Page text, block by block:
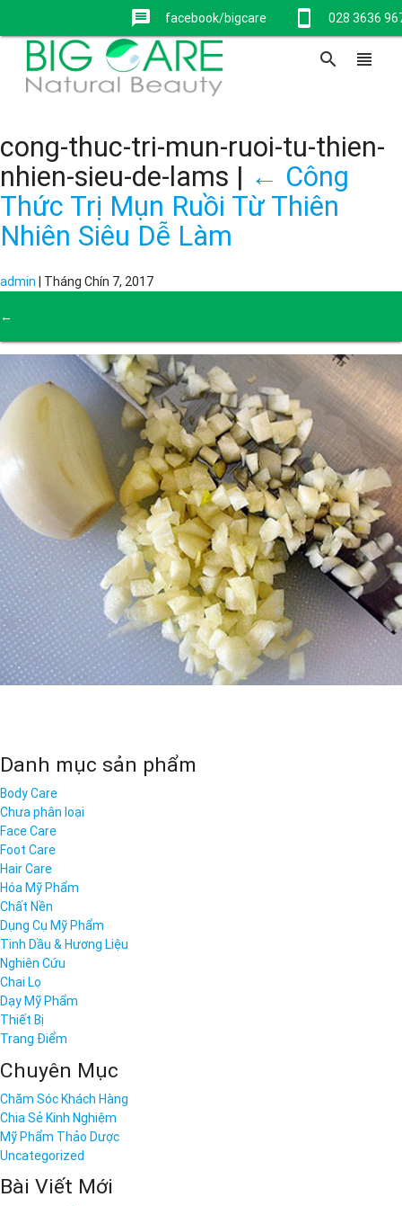
stay_current_portrait 028 3636
message facebook/bigcare
search view_headline
cong-thuc-tri-mun-ruoi-tu-thien-
nhien-sieu-de-lams | ← Công
Thức Trị Mụn Ruồi Từ Thiên
Nhiên Siêu Dễ Làm
admin | Tháng Chín 7, 2017
←
Danh mục sản phẩm
Body Care
Chưa phân loại
Face Care
Foot Care
Hair Care
Hóa Mỹ Phẩm
Chất Nền
Dụng Cụ Mỹ Phẩm
Tinh Dầu & Hương Liệu
Nghiên Cứu
Chai Lọ
Dạy Mỹ Phẩm
Thiết Bị
Trang Điểm
Chuyên Mục
Chăm Sóc Khách Hàng
Chia Sẻ Kinh Nghiệm
Mỹ Phẩm Thảo Dược
Uncategorized
Bài Viết Mới